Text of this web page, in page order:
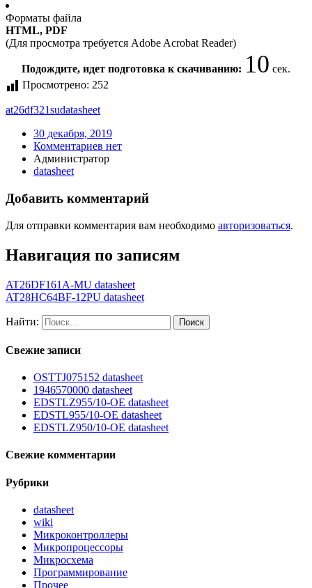
Форматы файла
HTML, PDF
(Для просмотра требуется Adobe Acrobat Reader)
Подождите, идет подготовка к скачиванию: 10 сек.
Просмотрено: 252
at26df321sudatasheet
30 декабря, 2019
Комментариев нет
Администратор
datasheet
Добавить комментарий
Для отправки комментария вам необходимо авторизоваться.
Навигация по записям
AT26DF161A-MU datasheet
AT28HC64BF-12PU datasheet
Найти:
Свежие записи
OSTTJ075152 datasheet
1946570000 datasheet
EDSTLZ955/10-OE datasheet
EDSTL955/10-OE datasheet
EDSTLZ950/10-OE datasheet
Свежие комментарии
Рубрики
datasheet
wiki
Микроконтроллеры
Микропроцессоры
Микросхема
Программирование
Прочее